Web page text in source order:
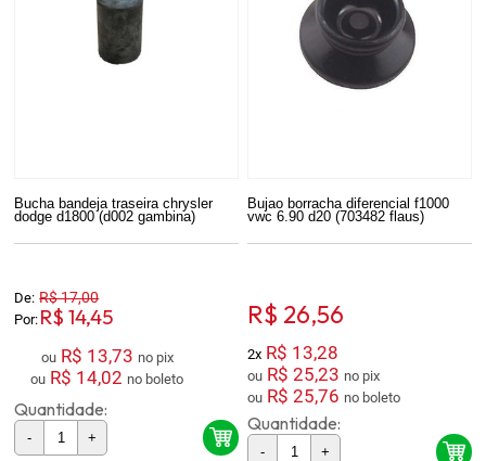
Bucha bandeja traseira chrysler
dodge d1800 (d002 gambina)
De: R$ 17,00
Por: R$ 14,45
ou R$ 13,73
no pix
ou R$ 14,02 no boleto
Quantidade:
- +
Bujao borracha diferencial f1000
vwc 6.90 d20 (703482 flaus)
R$ 26,56
2x R$ 13,28
ou R$ 25,23
no pix
ou R$ 25,76 no boleto
Quantidade:
- +